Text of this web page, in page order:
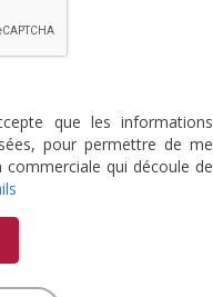
que les informations
pour permettre de me
qui découle de